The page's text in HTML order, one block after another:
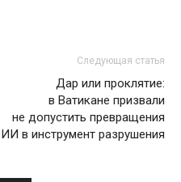
Следующая статья
Дар или проклятие:
в Ватикане призвали
не допустить превращения
ИИ в инструмент разрушения